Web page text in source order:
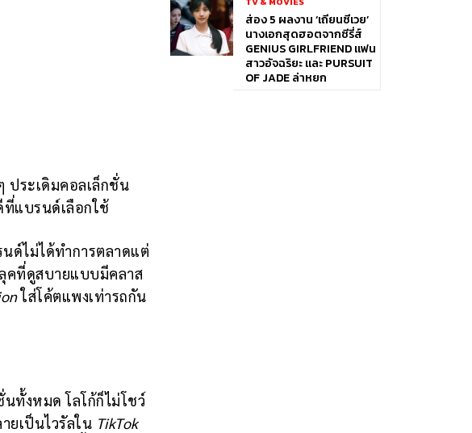
ประเดิมคอลเล็กชั่น
แบรนด์เลือกใช้
ด์ไม่ได้ทำการตลาดแต่
ลุคที่ดูสบายแบบมีคลาส
ใส่โค้ตแพงเท่ารถกัน
ทั้งหมด โลโก้ก็ไม่โชว์
ยเป็นไวรัลใน TikTok
ส่อง 5 ผลงาน ‘เถียนซีเวย’
นางเอกสุดฮอตจากซีรี่ส์
GENIUS GIRLFRIEND แฟน
สาวอัจฉริยะ และ PURSUIT
OF JADE ล่าหยก